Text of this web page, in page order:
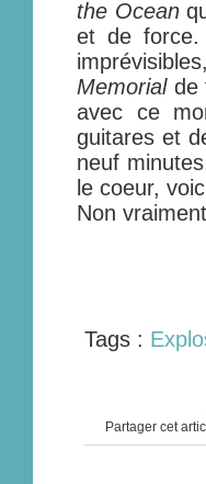
the Ocean
et de force.
Memorialde
avec ce
guitares et
neuf
le coeur,
Non
Tags :
Partager cet